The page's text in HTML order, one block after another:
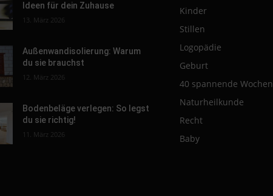
Ideen für dein Zuhause
13. März 2026
Außenwandisolierung: Warum
du sie brauchst
12. März 2026
Bodenbeläge verlegen: So legst
du sie richtig!
11. März 2026
Kinder
Stillen
Logopädie
Geburt
40 spannende Wochen
Naturheilkunde
Recht
Baby